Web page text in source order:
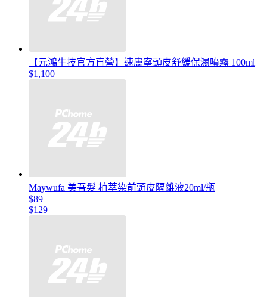
【元鴻生技官方直營】速膚寧頭皮舒緩保濕噴霧 100ml
$1,100
Maywufa 美吾髮 植萃染前頭皮隔離液20ml/瓶
$89
$129